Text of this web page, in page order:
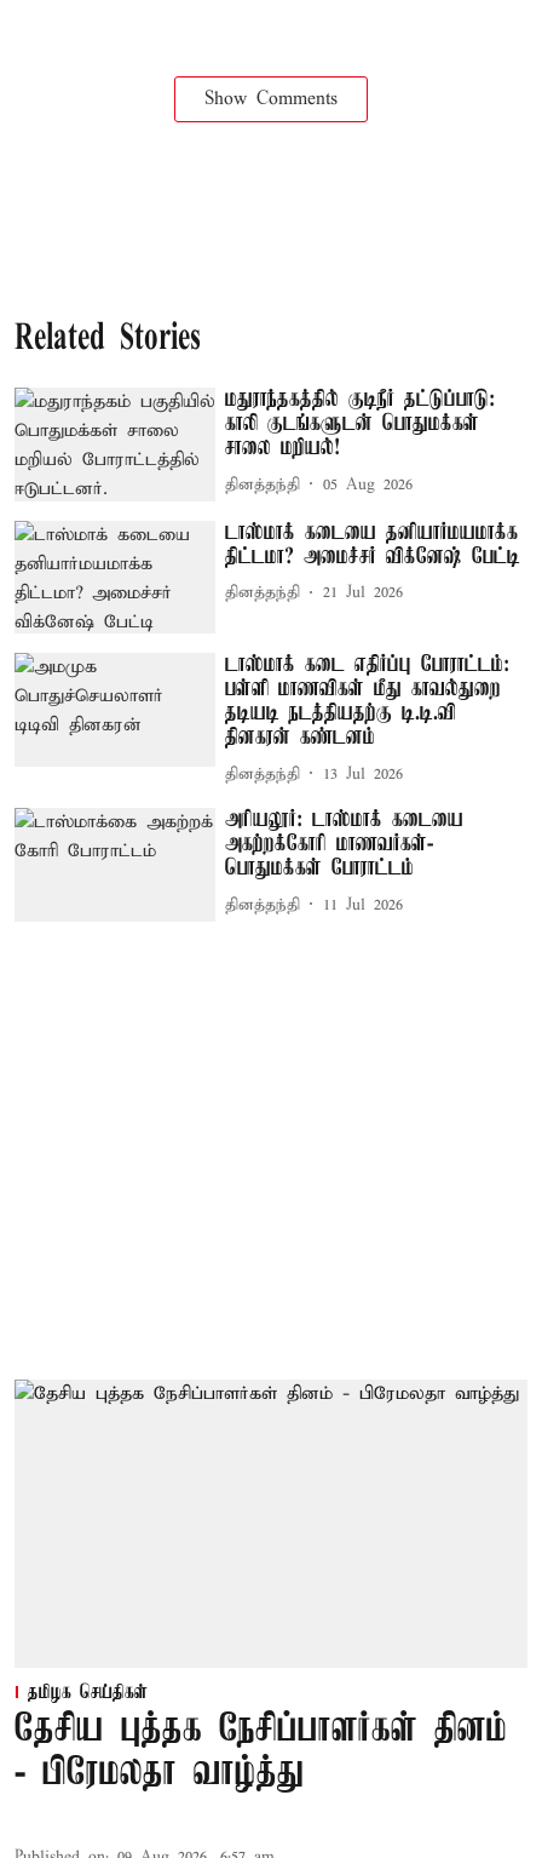
Show Comments
Related Stories
மதுராந்தகத்தில் குடிநீர் தட்டுப்பாடு:
காலி குடங்களுடன் பொதுமக்கள்
சாலை மறியல்!
தினத்தந்தி 05 Aug 2026
டாஸ்மாக் கடையை தனியார்மயமாக்க
திட்டமா? அமைச்சர் விக்னேஷ் பேட்டி
தினத்தந்தி 21 Jul 2026
டாஸ்மாக் கடை எதிர்ப்பு போராட்டம்:
பள்ளி மாணவிகள் மீது காவல்துறை
தடியடி நடத்தியதற்கு டி.டி.வி
தினகரன் கண்டனம்
தினத்தந்தி 13 Jul 2026
அரியலூர்: டாஸ்மாக் கடையை
அகற்றக்கோரி மாணவர்கள்-
பொதுமக்கள் போராட்டம்
தினத்தந்தி 11 Jul 2026
தமிழக செய்திகள்
தேசிய புத்தக நேசிப்பாளர்கள் தினம்
- பிரேமலதா வாழ்த்து